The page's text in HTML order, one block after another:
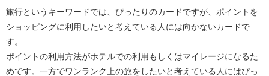
旅行というキーワードでは、ぴったりのカードですが、ポイントを
ショッピングに利用したいと考えている人には向かないカードで
す。
ポイントの利用方法がホテルでの利用もしくはマイレージになるた
めです。一方でワンランク上の旅をしたいと考えている人にはぴっ